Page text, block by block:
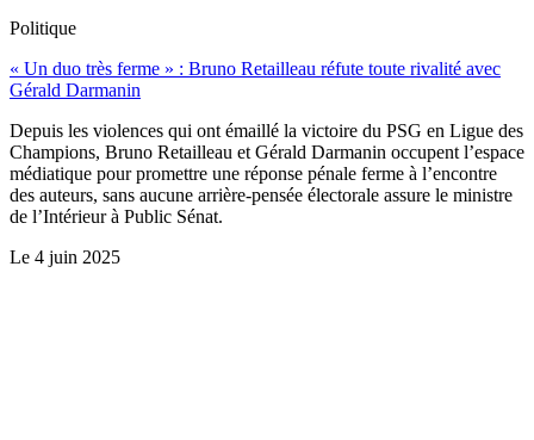
Politique
« Un duo très ferme » : Bruno Retailleau réfute toute rivalité avec
Gérald Darmanin
Depuis les violences qui ont émaillé la victoire du PSG en Ligue des
Champions, Bruno Retailleau et Gérald Darmanin occupent l’espace
médiatique pour promettre une réponse pénale ferme à l’encontre
des auteurs, sans aucune arrière-pensée électorale assure le ministre
de l’Intérieur à Public Sénat.
Le 4 juin 2025